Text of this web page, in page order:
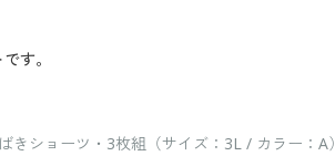
す。
きショーツ・3枚組（サイズ：3L / カラー：A）